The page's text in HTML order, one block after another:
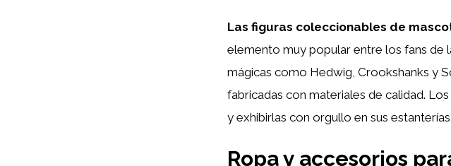
Las figuras coleccionables de
elemento muy popular entre los fans de
mágicas como Hedwig, Crookshanks y
fabricadas con materiales de calidad.
y exhibirlas con orgullo en sus estanterías.
Ropa y accesorios